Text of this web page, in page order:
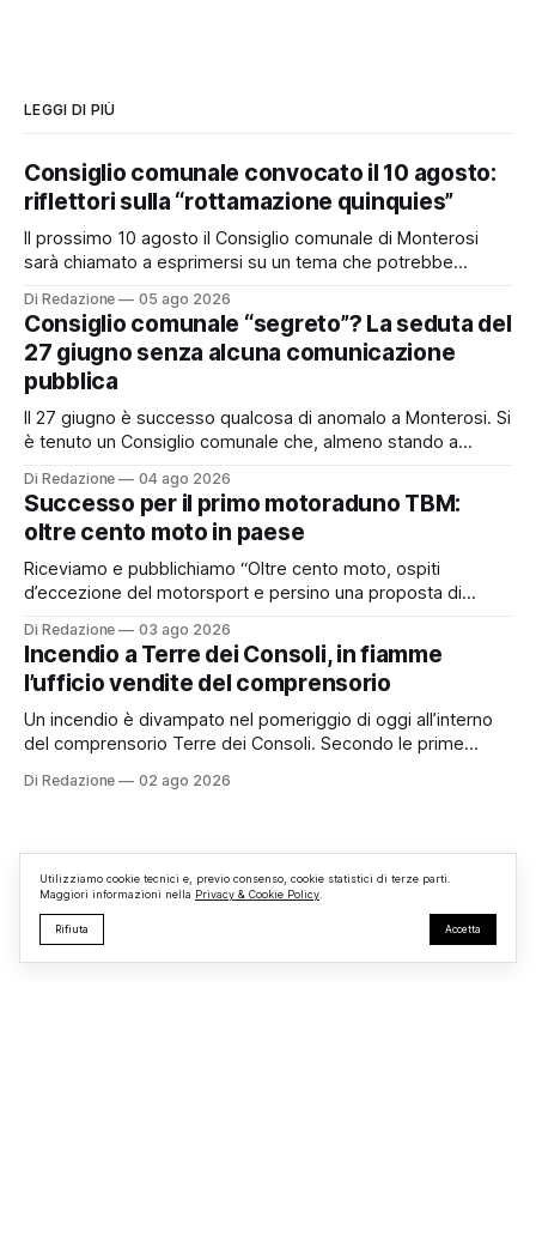
LEGGI DI PIÙ
Consiglio comunale convocato il 10 agosto:
riflettori sulla “rottamazione quinquies”
Il prossimo 10 agosto il Consiglio comunale di Monterosi
sarà chiamato a esprimersi su un tema che potrebbe
possibile adesione del Comune alla cosiddetta
“rottamazione quinquies” dei carichi affidati all’Agente della
Riscossione. Prima, però, c’è un tema politico che merita
Di Redazione 05 ago 2026
Consiglio comunale “segreto”? La seduta del
27 giugno senza alcuna comunicazione
pubblica
Il 27 giugno è successo qualcosa di anomalo a Monterosi. Si
è tenuto un Consiglio comunale che, almeno stando a
pubblicamente comunicato ai cittadini attraverso l’Albo
Pretorio. Un’anomalia che merita spiegazioni. Il Consiglio
comunale è, per sua natura, un’assemblea
Di Redazione 04 ago 2026
Successo per il primo motoraduno TBM:
oltre cento moto in paese
Riceviamo e pubblichiamo “Oltre cento moto, ospiti
d’eccezione del motorsport e persino una proposta di
organizzato da TBM a Monterosi, un evento che ha
superato le aspettative degli organizzatori richiamando
appassionati delle due ruote da tutto il Lazio e dalle regioni
limitrofe. Per
Di Redazione 03 ago 2026
Incendio a Terre dei Consoli, in fiamme
l’ufficio vendite del comprensorio
Un incendio è divampato nel pomeriggio di oggi all’interno
del comprensorio Terre dei Consoli. Secondo le prime
struttura adibita a ufficio vendite. Sul posto sono intervenuti
Di Redazione 02 ago 2026
Utilizziamo cookie tecnici e, previo consenso, cookie statistici di terze parti.
Maggiori informazioni nella Privacy & Cookie Policy
Rifiuta Accetta